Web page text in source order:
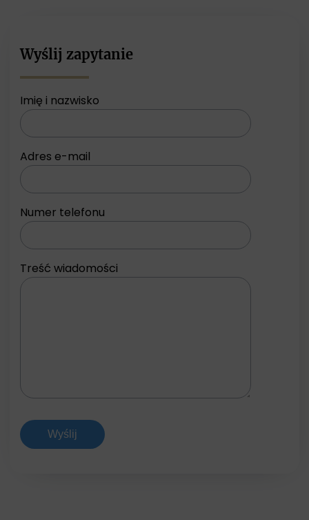
Wyślij zapytanie
Imię i nazwisko
Adres e-mail
Numer telefonu
Treść wiadomości